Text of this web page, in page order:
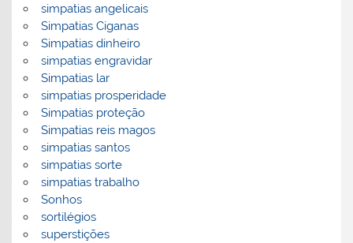
simpatias angelicais
Simpatias Ciganas
Simpatias dinheiro
simpatias engravidar
Simpatias lar
simpatias prosperidade
Simpatias proteção
Simpatias reis magos
simpatias santos
simpatias sorte
simpatias trabalho
Sonhos
sortilégios
superstições